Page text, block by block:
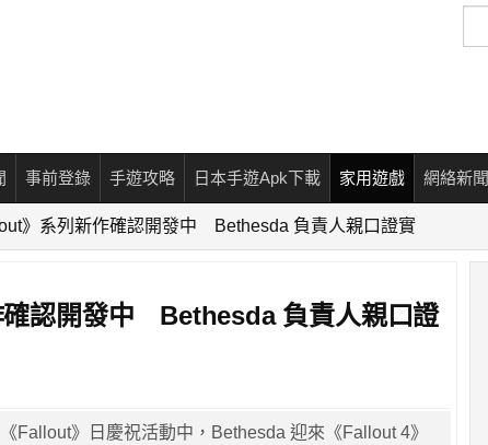
尋
事前登錄 手遊攻略 日本手遊Apk下載 家用遊戲 網絡新聞
》系列新作確認開發中 Bethesda 負責人親口證實
確認開發中 Bethesda 負責人親口證
Fallout》日慶祝活動中，Bethesda 迎來《Fallout 4》